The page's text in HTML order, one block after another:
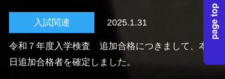
入試関連 2025.1.31
令和７年度入学検査 追加合格につきまして、本
日追加合格者を確定しました。